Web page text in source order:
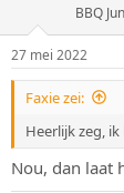
e
n
BBQ
27 mei 2022
Faxie zei:
Heerlijk zeg,
Nou, dan laat